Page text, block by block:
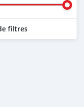
filtres